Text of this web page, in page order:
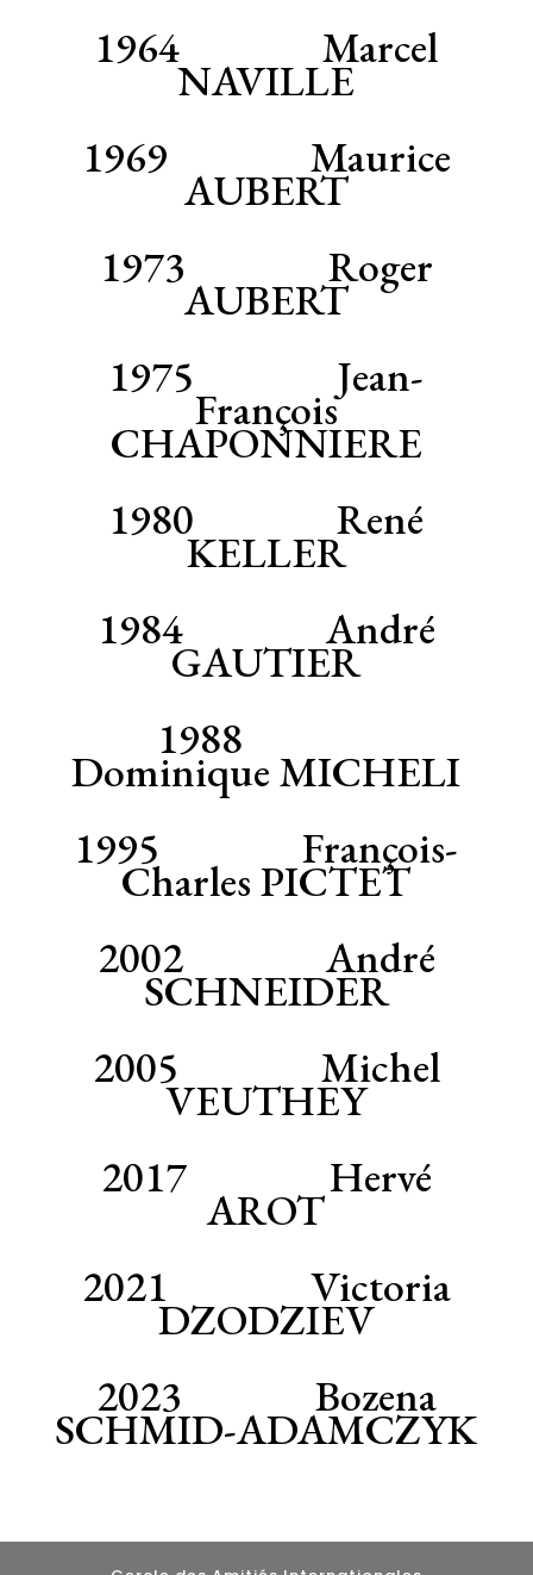
1964 Marcel
NAVILLE
1969 Maurice
AUBERT
1973 Roger
AUBERT
1975 Jean-
François
CHAPONNIERE
1980 René
KELLER
1984 André
GAUTIER
1988
Dominique MICHELI
1995 François-
Charles PICTET
2002 André
SCHNEIDER
2005 Michel
VEUTHEY
2017 Hervé
AROT
2021 Victoria
DZODZIEV
2023 Bozena
SCHMID-ADAMCZYK